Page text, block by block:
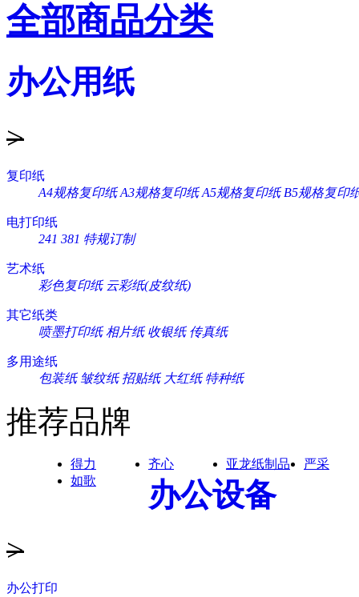
全部商品分类
办公用纸
>
复印纸
A4规格复印纸 A3规格复印纸 A5规格复印纸 B5规格复印
电打印纸
241 381 特规订制
艺术纸
彩色复印纸 云彩纸(皮纹纸)
其它纸类
喷墨打印纸 相片纸 收银纸 传真纸
多用途纸
包装纸 皱纹纸 招贴纸 大红纸 特种纸
推荐品牌
得力 齐心 亚龙纸制品
严采
如歌
办公设备
>
办公打印